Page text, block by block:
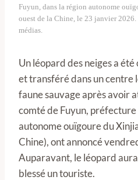
Fuyun, dans la région autonome
ouest de la Chine, le 23 janvier 2026.
médias.
Un léopard des neiges a
et transféré dans un centre
faune sauvage après avoir
comté de Fuyun,
autonome ouïgoure du
Chine), ont annoncé
Auparavant, le léopard
blessé un touriste.